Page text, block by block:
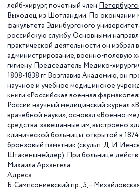
лейб-хирург, почетный член
Выходец из Шотландии. По окончании
факультета Эдинбургского
российскую службу. Основными
практической деятельности он
администрирование, военно-полевую
гигиену. Председатель Медико-
1808-1838 гг. Возглавив Академию, он
научное и учебное медицинское
книги «Российская военная
России научный медицинский журнал
врачебной науки», основал «Военно-
средства, завещанные им, выстроено
клинической больницы, открытой в 1874
бронзовый памятник (скульп. Д. И.
Штакеншнейдер). При больнице
Михаила Архангела.
Адреса:
Б. Сампсониевский пр., 5, –